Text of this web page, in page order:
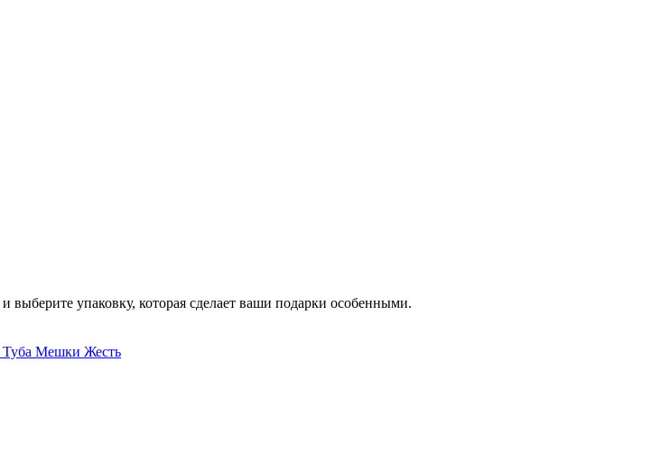
и выберите упаковку, которая сделает ваши подарки особенными.
Туба Мешки Жесть